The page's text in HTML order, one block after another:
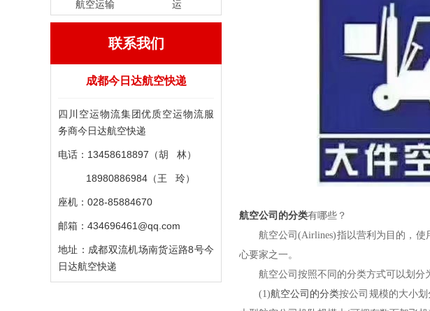
航空运输
运
联系我们
成都今日达航空快递
四川空运物流集团优质空运物流服
务商今日达航空快递
电话：13458618897（胡 林）
18980886984（王 玲）
座机：028-85884670
邮箱：434696461@qq.com
地址：成都双流机场南货运路8号今
日达航空快递
航空公司的分类有哪些？
航空公司(Airlines)指以营利为目的，使
心要家之一。
航空公司按照不同的分类方式可以划分
(1)航空公司的分类按公司规模的大小